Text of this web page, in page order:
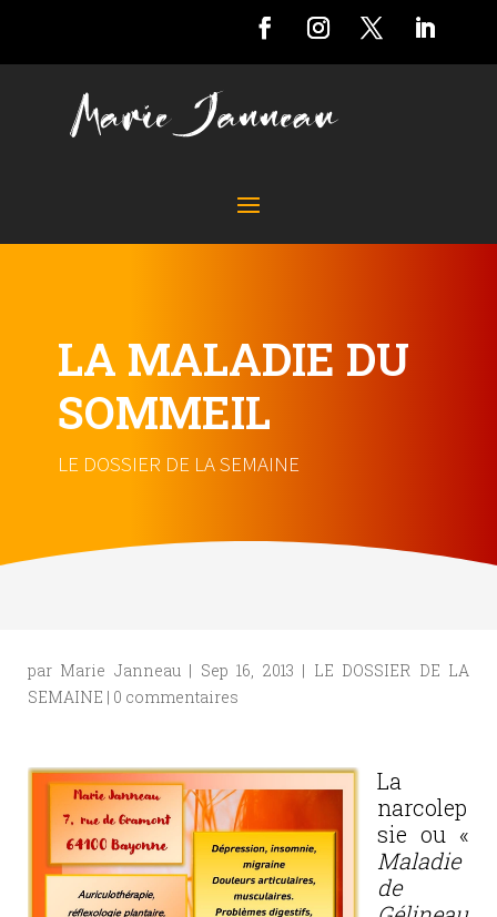
LA MALADIE DU
SOMMEIL
LE DOSSIER DE LA SEMAINE
par Marie Janneau| Sep 16, 2013 | LE DOSSIER DE LA
SEMAINE | 0 commentaires
La
narcolep
sie ou «
Maladie
de